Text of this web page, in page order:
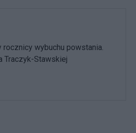
wybuchu powstania.
Traczyk-Stawskiej